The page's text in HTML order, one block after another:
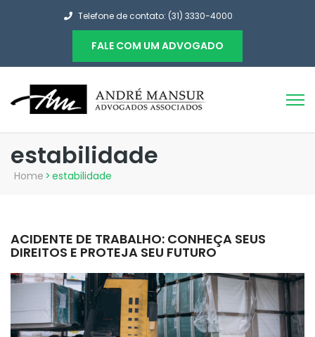
Telefone de contato: (31) 3330-4000
FALE COM UM ADVOGADO
estabilidade
Home > estabilidade
ACIDENTE DE TRABALHO: CONHEÇA SEUS
DIREITOS E PROTEJA SEU FUTURO